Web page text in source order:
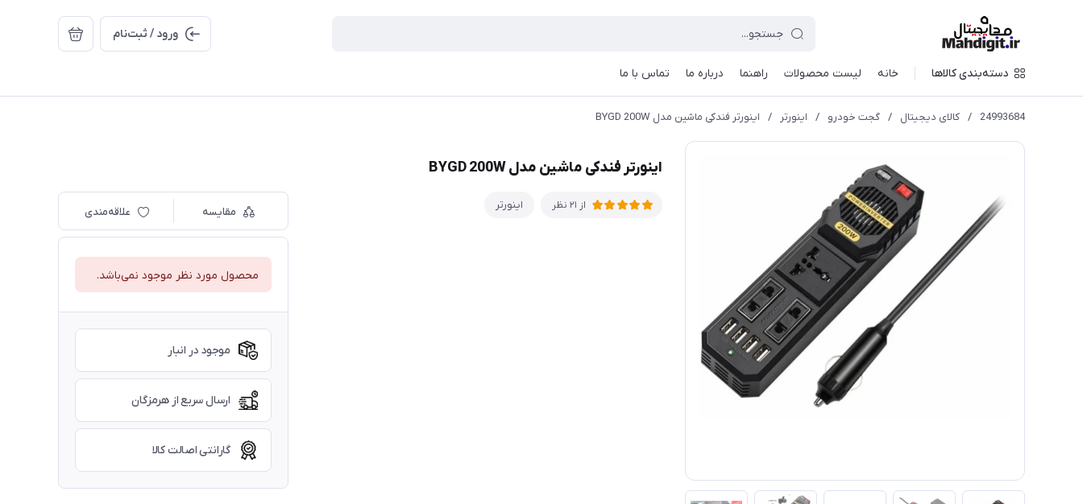
ورود / ثبت‌نام
دسته‌بندی کالاها خانه لیست محصولات راهنما درباره ما تماس با ما
24993684
/ کالای دیجیتال / گجت خودرو / اینورتر / اینورتر فندکی ماشین مدل BYGD 200W
اینورتر فندکی ماشین مدل BYGD 200W
از 21 نظر اینورتر
مقایسه علاقه‌مندی
محصول مورد نظر موجود نمی‌باشد.
موجود در انبار
ارسال سریع از هرمزگان
گارانتی اصالت کالا